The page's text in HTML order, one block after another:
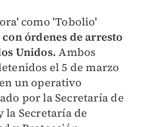
como 'Tobolio'
con órdenes de arresto
Unidos.Ambos
el 5 de marzo
un operativo
por la Secretaría de
la Secretaría de